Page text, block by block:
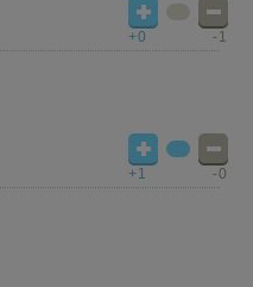
+0 -1
+1 -0